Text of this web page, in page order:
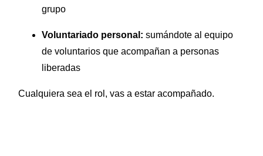
grupo
Voluntariado personal: sumándote al equipo
de voluntarios que acompañan a personas
liberadas
Cualquiera sea el rol, vas a estar acompañado.